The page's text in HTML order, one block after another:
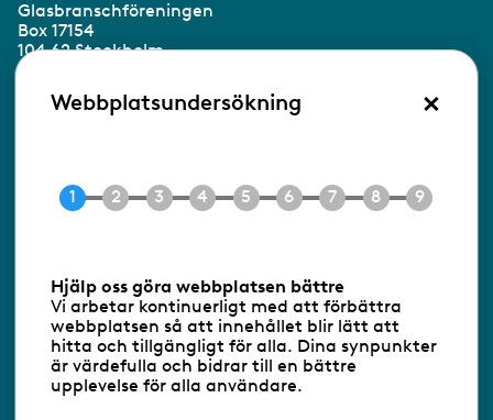
Glasbranschföreningen
Box 17154
104 62 Stockholm
Besöksadress:
Ringvägen 100
E-post info@gbf.se
Följ oss via RSS
Databasens namn:www.gbf.se-
Webbplatsundersökning ×
Hjälp oss göra webbplatsen bättre
Vi arbetar kontinuerligt med att förbättra
webbplatsen så att innehållet blir lätt att
hitta och tillgängligt för alla. Dina synpunkter
är värdefulla och bidrar till en bättre
upplevelse för alla användare.